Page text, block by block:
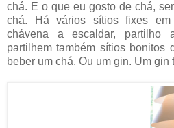
chá. E o que eu gosto de chá,
chá. Há vários sítios fixes
chávena a escaldar, partilho
partilhem também sítios bonitos
beber um chá. Ou um gin. Um gin